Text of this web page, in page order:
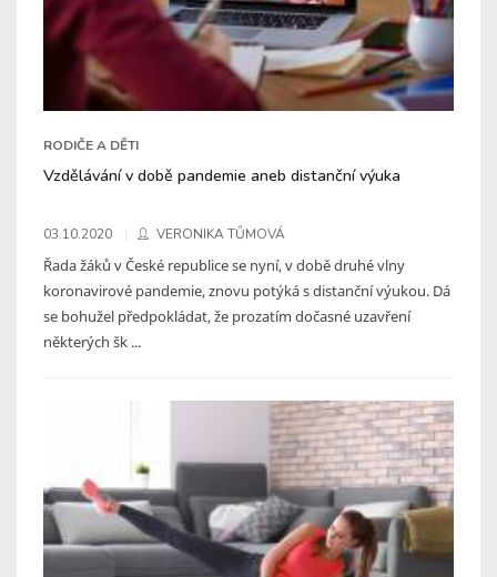
RODIČE A DĚTI
Vzdělávání v době pandemie aneb distanční výuka
03.10.2020 VERONIKA TŮMOVÁ
Řada žáků v České republice se nyní, v době druhé vlny
koronavirové pandemie, znovu potýká s distanční výukou. Dá
se bohužel předpokládat, že prozatím dočasné uzavření
některých šk ...